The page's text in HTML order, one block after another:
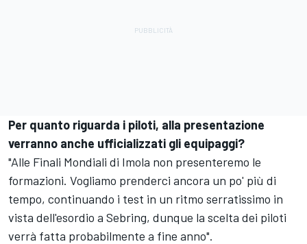
Per quanto riguarda i piloti, alla presentazione
verranno anche ufficializzati gli equipaggi?
"Alle Finali Mondiali di Imola non presenteremo le
formazioni. Vogliamo prenderci ancora un po' più di
tempo, continuando i test in un ritmo serratissimo in
vista dell'esordio a Sebring, dunque la scelta dei piloti
verrà fatta probabilmente a fine anno".